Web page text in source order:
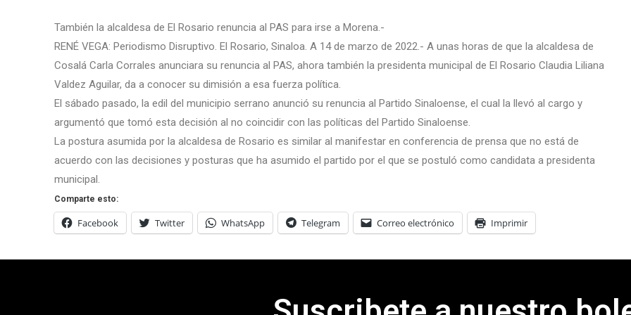
También la alcaldesa de El Rosario renuncia al PAS para irse a Morena.-
RENÉ VEGA: Periodismo Disruptivo. El Rosario, Sinaloa. A 14 de marzo de 2022.- A unas horas de que la alcaldesa de
Cosalá Carla Corrales anunciara su renuncia al PAS, ahora también la presidenta municipal de El Rosario Claudia Liliana
Valdez Aguilar, da a conocer su dimisión a esa fuerza política.
El sábado pasado, la edil del municipio serrano anunció su renuncia al Partido Sinaloense, el cual la llevó al cargo y
argumentó que tomó esta decisión al no coincidir con las políticas del Partido Sinaloense.
La postura asumida por la alcaldesa de Rosario es similar al manifestar en conferencia de prensa que no está de
acuerdo con las decisiones y posturas que ha asumido el partido por el que se postuló como candidata a presidenta
municipal.
Comparte esto:
Facebook Twitter WhatsApp Telegram Correo electrónico Imprimir